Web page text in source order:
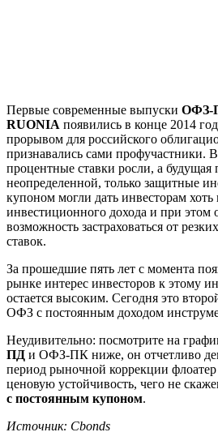
Первые современные выпуски ОФЗ-
RUONIA появились в конце 2014
прорывом для российского
признавались сами профучастники. В
процентные ставки росли, а будущая
неопределенной, только защитные
купоном могли дать инвесторам
инвестиционного дохода и при этом
возможность застраховаться от
ставок.
За прошедшие пять лет с момента
рынке интерес инвесторов к этому
остается высоким. Сегодня это
ОФЗ с постоянным доходом
Неудивительно: посмотрите на
ПД и ОФЗ-ПК ниже, он отчетливо
период рыночной коррекции
ценовую устойчивость, чего не
с постоянным купоном.
Источник: Cbonds